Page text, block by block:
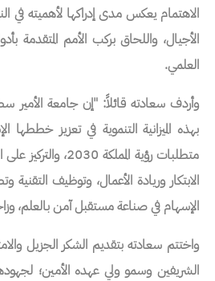
الاهتمام يعكس مدى إدراكها لأهميته في
الأجيال، واللحاق بركب الأمم المتقدمة
العلمي.
وأردف سعادته قائلاً: "إن جامعة الأمير
بهذه الميزانية التنموية في تعزيز خططها
متطلبات رؤية المملكة
الابتكار وريادة الأعمال، وتوظيف التقنية
الإسهام في صناعة مستقبل آمن بالعلم،
واختتم سعادته بتقديم الشكر الجزيل
الشريفين وسمو ولي عهده الأمين؛